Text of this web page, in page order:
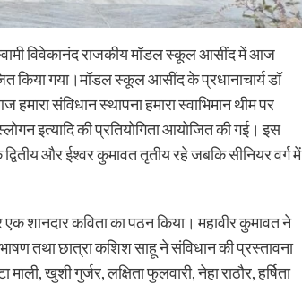
विवेकानंद राजकीय मॉडल स्कूल आसींद में आज
किया गया।मॉडल स्कूल आसींद के प्रधानाचार्य डॉ
संविधान स्थापना हमारा स्वाभिमान थीम पर
इत्यादि की प्रतियोगिता आयोजित की गई। इस
और ईश्वर कुमावत तृतीय रहे जबकि सीनियर वर्ग में
शानदार कविता का पठन किया। महावीर कुमावत ने
तथा छात्रा कशिश साहू ने संविधान की प्रस्तावना
खुशी गुर्जर, लक्षिता फुलवारी, नेहा राठौर, हर्षिता